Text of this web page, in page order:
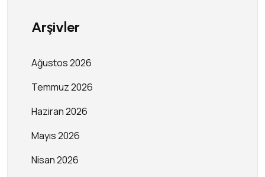
Arşivler
Ağustos 2026
Temmuz 2026
Haziran 2026
Mayıs 2026
Nisan 2026